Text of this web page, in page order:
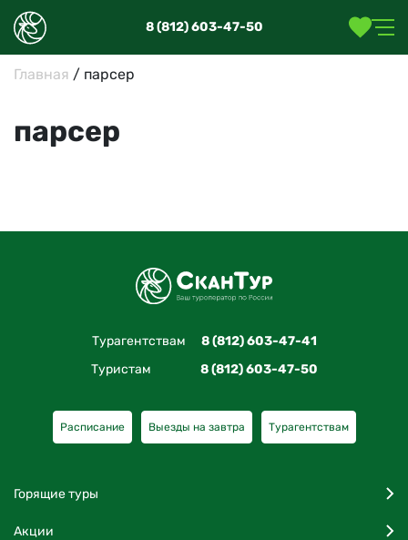
8 (812) 603-47-50
Главная / парсер
парсер
Турагентствам
8 (812) 603-47-41
Туристам
8 (812) 603-47-50
Расписание Выезды на завтра Турагентствам
Горящие туры
Акции